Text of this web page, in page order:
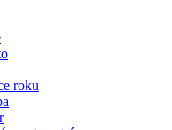
roku